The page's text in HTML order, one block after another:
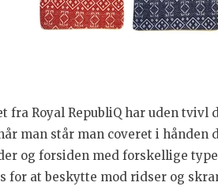
fra Royal RepubliQ har uden
man står man coveret i
og forsiden med forskellige
for at beskytte mod ridser og